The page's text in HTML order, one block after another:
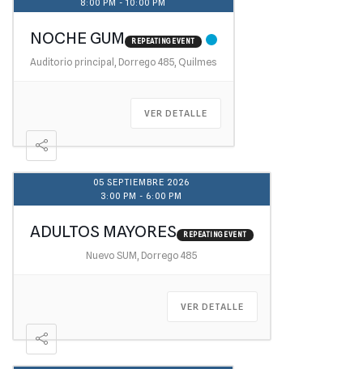
8:00 PM -10:00 PM
NOCHE GUM REPEATING EVENT
Auditorio principal, Dorrego 485, Quilmes
VER DETALLE
05 SEPTIEMBRE 2026
3:00 PM - 6:00 PM
ADULTOS MAYORES REPEATING EVENT
Nuevo SUM, Dorrego 485
VER DETALLE